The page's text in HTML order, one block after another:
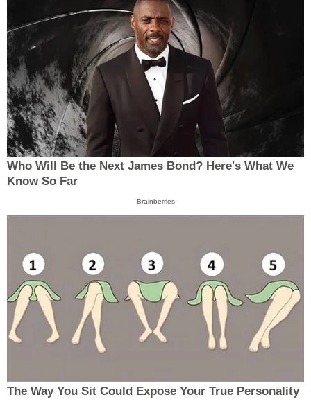
Who Will Be the Next James Bond? Here's What We
Know So Far
Brainberries
The Way You Sit Could Expose Your True Personality